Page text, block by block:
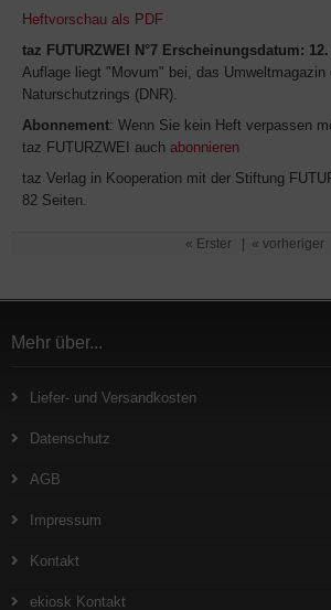
Heftvorschau als PDF
taz FUTURZWEI N°7 Erscheinungsdatum:
Auflage liegt "Movum" bei, das Umweltmagazin
Naturschutzrings (DNR).
Abonnement: Wenn Sie kein Heft verpassen
taz FUTURZWEI auch abonnieren
taz Verlag in Kooperation mit der Stiftung
82 Seiten.
« Erster « vorheriger
Mehr über...
Liefer- und Versandkosten
Datenschutz
AGB
Impressum
Kontakt
ekiosk Kontakt